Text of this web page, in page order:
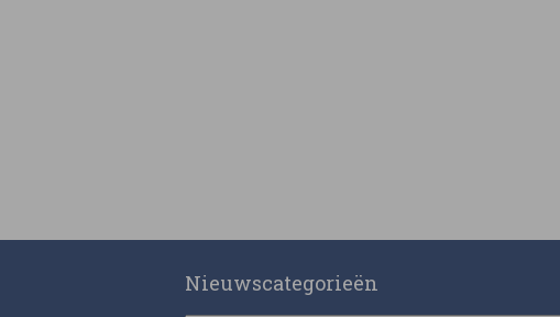
Nieuwscategorieën